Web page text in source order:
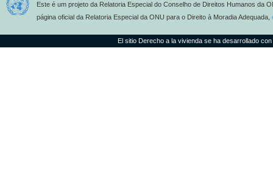
Este é um projeto da Relatoria Especial do Conselho de Direitos Humanos da
página oficial da Relatoria Especial da ONU para o Direito à Moradia Adequada,
El sitio Derecho a la vivienda se ha desarrollado